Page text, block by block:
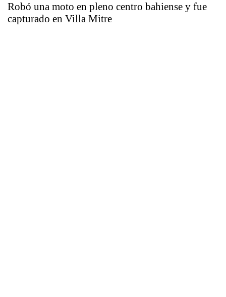
Robó una moto en pleno centro bahiense y fue
capturado en Villa Mitre